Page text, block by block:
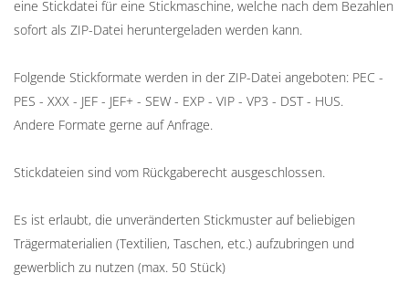
eine Stickdatei für eine Stickmaschine, welche nach dem Bezahlen
sofort als ZIP-Datei heruntergeladen werden kann.
Folgende Stickformate werden in der ZIP-Datei angeboten: PEC -
PES - XXX - JEF - JEF+ - SEW - EXP - VIP - VP3 - DST - HUS.
Andere Formate gerne auf Anfrage.
Stickdateien sind vom Rückgaberecht ausgeschlossen.
Es ist erlaubt, die unveränderten Stickmuster auf beliebigen
Trägermaterialien (Textilien, Taschen, etc.) aufzubringen und
gewerblich zu nutzen (max. 50 Stück)